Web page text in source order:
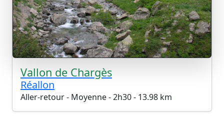
Vallon de Chargès
Réallon
Aller-retour - Moyenne - 2h30 - 13.98 km